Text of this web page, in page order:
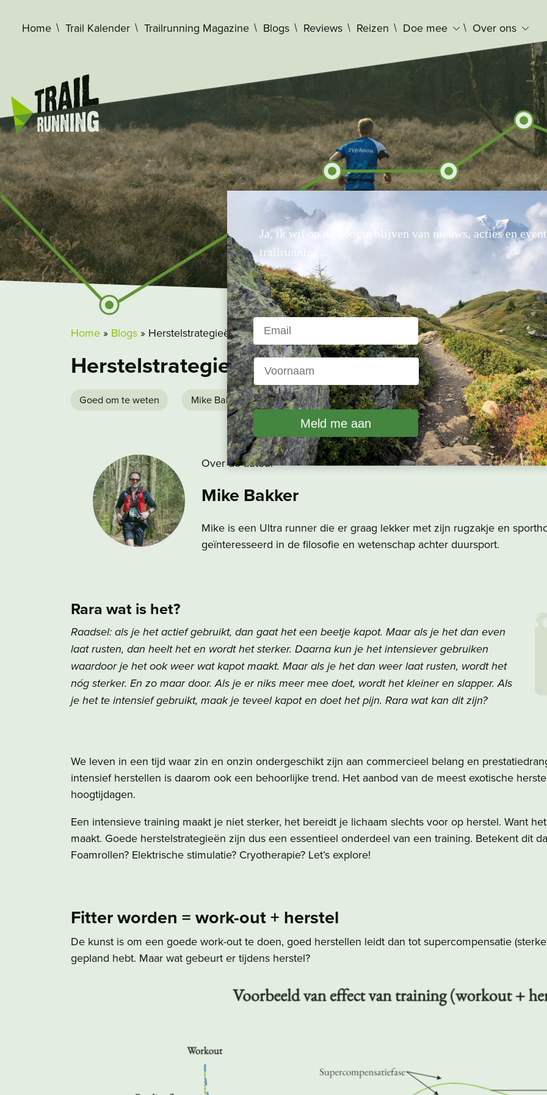
Home Trail Kalender Trailrunning Magazine Blogs Reviews Reizen Doe mee Over ons
Home» Blogs» Herstelstrategieën voor hardlopers
Herstelstrategieën voor hardlopers
Goed om te weten Mike Bakker over trainen
Over de auteur
Mike Bakker
Mike is een Ultra runner die er graag lekker met zijn rugzakje en
geïnteresseerd in de filosofie en wetenschap achter duursport.
Rara wat is het?
Raadsel: als je het actief gebruikt, dan gaat het een beetje kapot. Maar als je het dan even
laat rusten, dan heelt het en wordt het sterker. Daarna kun je het intensiever gebruiken
waardoor je het ook weer wat kapot maakt. Maar als je het dan weer laat rusten, wordt het
nóg sterker. En zo maar door. Als je er niks meer mee doet, wordt het kleiner en slapper. Als
je het te intensief gebruikt, maak je teveel kapot en doet het pijn. Rara wat kan dit zijn?
We leven in een tijd waar zin en onzin ondergeschikt zijn aan commercieel belang en
intensief herstellen is daarom ook een behoorlijke trend. Het aanbod van de meest exotische
hoogtijdagen.
Een intensieve training maakt je niet sterker, het bereidt je lichaam slechts voor op herstel. Want
maakt. Goede herstelstrategieën zijn dus een essentieel onderdeel van een training. Betekent dit
Foamrollen? Elektrische stimulatie? Cryotherapie? Let’s explore!
Fitter worden = work-out + herstel
De kunst is om een goede work-out te doen, goed herstellen leidt dan tot supercompensatie
gepland hebt. Maar wat gebeurt er tijdens herstel?
Ja, ik wil op de hoogte blijven van nieuws, acties en
trailrunning...